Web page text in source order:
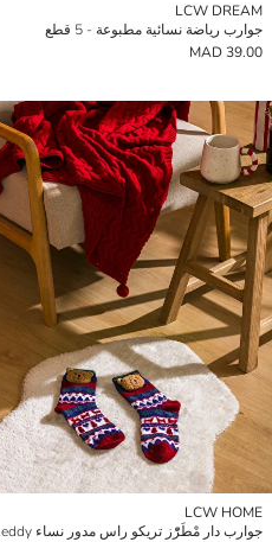
LCW DREAM
جوارب رياضة نسائية مطبوعة - 5 قطع
39.00 MAD
LCW HOME